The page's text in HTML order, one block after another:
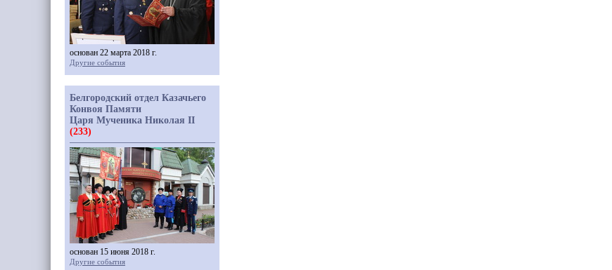
основан 22 марта 2018 г.
Другие события
Белгородский отдел Казачьего
Конвоя Памяти
Царя Мученика Николая II
(233)
основан 15 июня 2018 г.
Другие события